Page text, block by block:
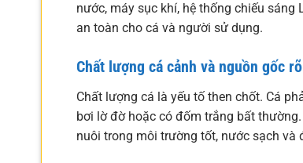
nước, máy sục khí, hệ thống chiếu
an toàn cho cá và người sử dụng.
Chất lượng cá cảnh và nguồn gốc
Chất lượng cá là yếu tố then chốt. Cá
bơi lờ đờ hoặc có đốm trắng bất
nuôi trong môi trường tốt, nước sạch và